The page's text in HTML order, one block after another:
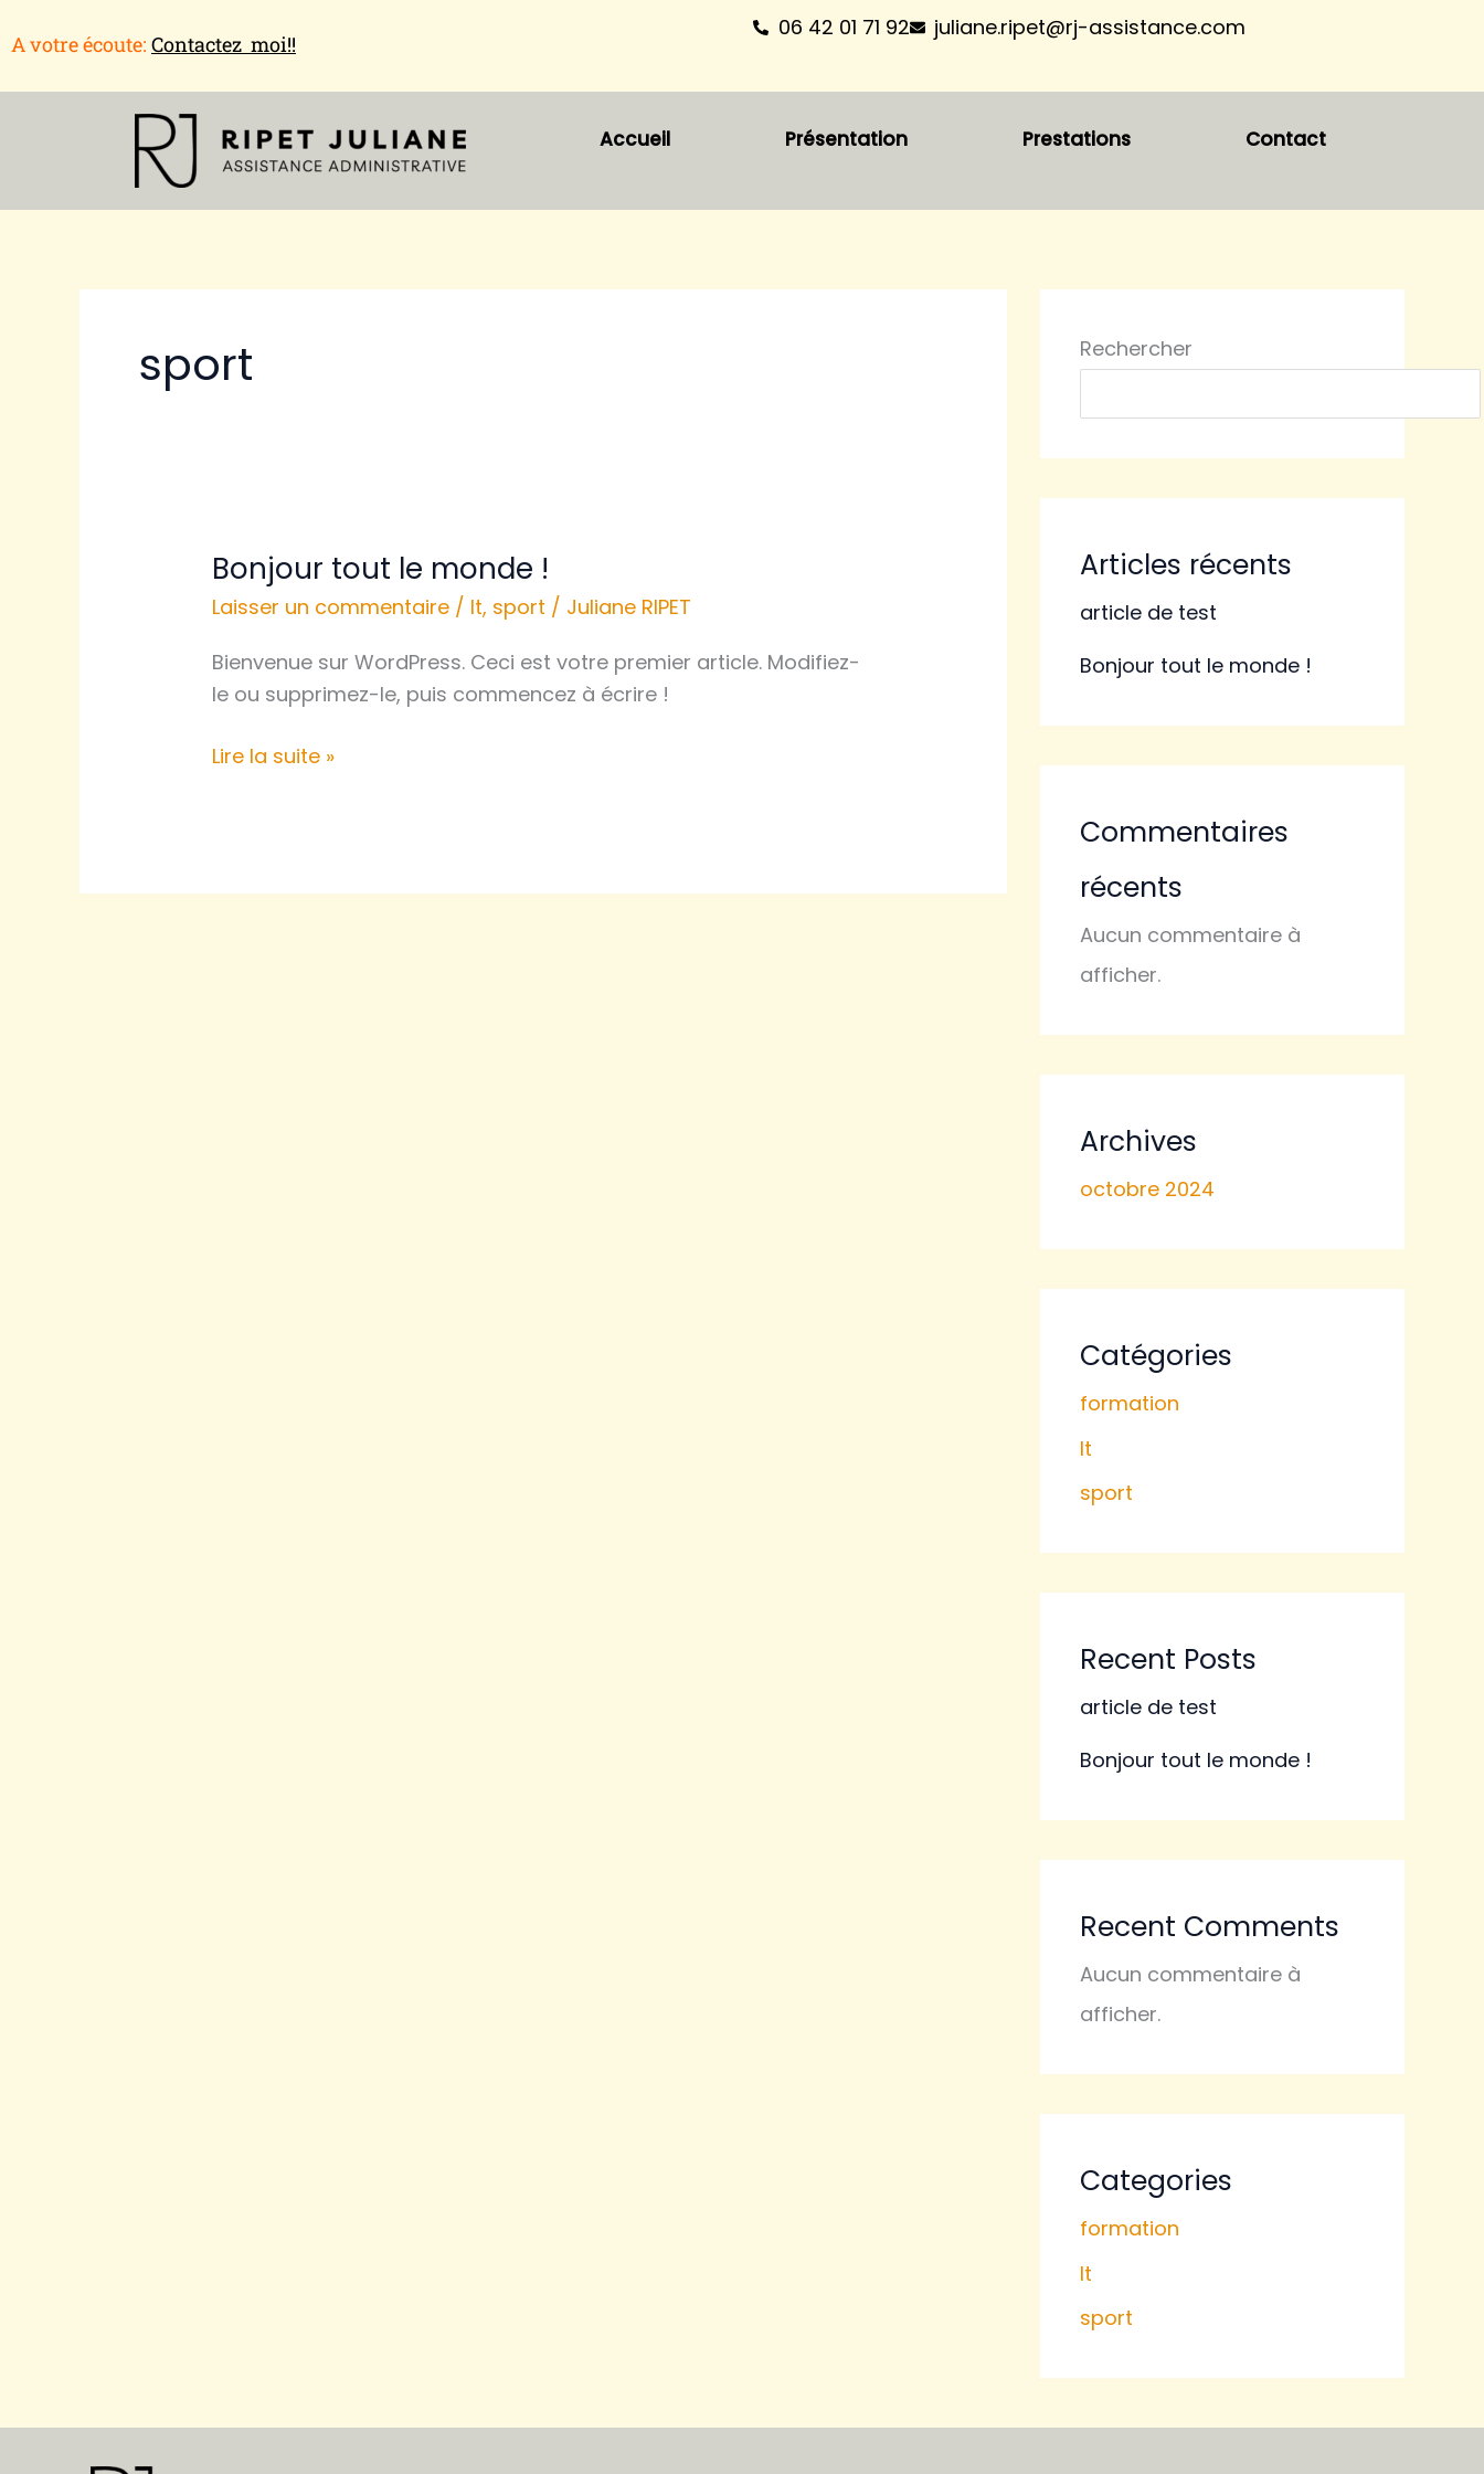
auA votre écoute: Contactez moi!!
06 42 01 71 92 juliane.ripet@rj-assistance.com
Accueil Présentation Prestations Contact
sport
Bonjour tout le monde !
Laisser un commentaire / It, sport / Juliane RIPET
Bienvenue sur WordPress. Ceci est votre premier article. Modifiez-
le ou supprimez-le, puis commencez à écrire !
Bonjour
tout
monde !
Lire la suite »
Rechercher
Articles récents
article de test
Bonjour tout le monde !
Commentaires
récents
Aucun commentaire à
afficher.
Archives
octobre 2024
Catégories
formation
It
sport
Recent Posts
article de test
Bonjour tout le monde !
Recent Comments
Aucun commentaire à
afficher.
Categories
formation
It
sport